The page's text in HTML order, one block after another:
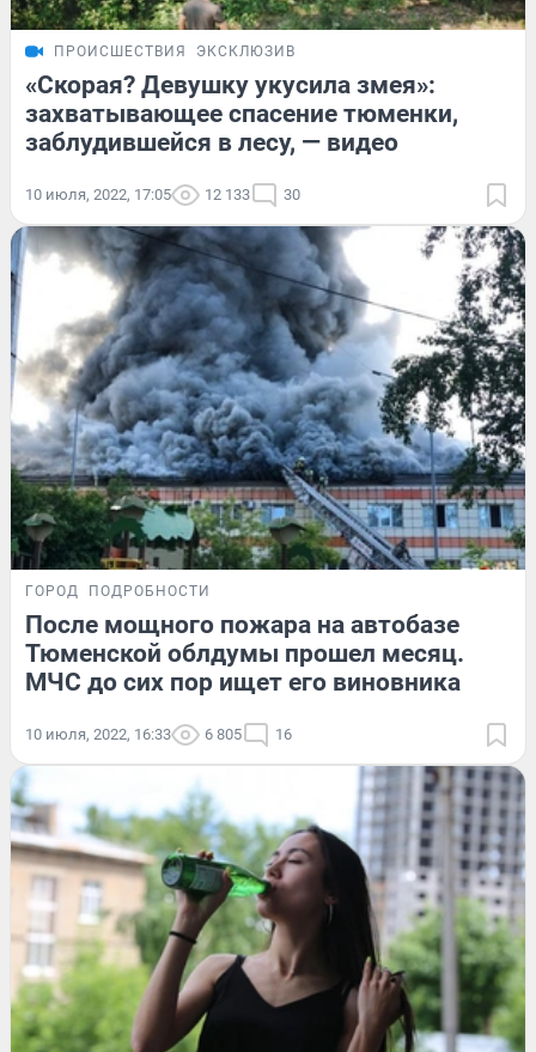
ПРОИСШЕСТВИЯ ЭКСКЛЮЗИВ
«Скорая? Девушку укусила змея»:
захватывающее спасение тюменки,
заблудившейся в лесу, — видео
10 июля, 2022, 17:05 12 133 30
ГОРОД ПОДРОБНОСТИ
После мощного пожара на автобазе
Тюменской облдумы прошел месяц.
МЧС до сих пор ищет его виновника
10 июля, 2022, 16:33 6 805 16